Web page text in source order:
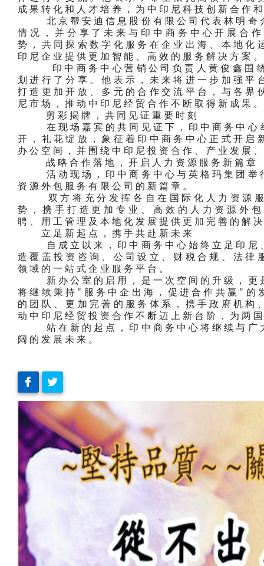
成果转化和人才培养，为中印尼科技创新合作
北京帮安迪信息股份有限公司代表林明奇
情况，并分享了未来与印中商务中心开展合
势，共同探索数字化服务在企业出海、本地
印尼企业提供更加智能、高效的服务解决方案
印中商务中心营销公司负责人黄俊鑫围绕
划进行了分享。他表示，未来将进一步加强
打造更加开放、多元的合作交流平台，与各
尼市场，推动中印尼经贸合作不断取得新成果
剪彩揭牌，共同见证重要时刻
在现场嘉宾的共同见证下，印中商务中心
开，礼花绽放，象征着印中商务中心正式开
办公空间，并围绕中印尼投资合作、产业发展
战略合作落地，开启人力资源服务新篇章
活动现场，印中商务中心与英格玛集团举
资源外包服务有限公司的新篇章。
双方将充分发挥各自在国际化人力资源服
势，携手打造更加专业、高效的人力资源外
聘、用工管理及本地化发展提供更加完善的解
立足新起点，携手共赴新未来
自成立以来，印中商务中心始终立足印尼
造覆盖投资咨询、公司设立、财税合规、法
领域的一站式企业服务平台。
新办公室的启用，是一次空间的升级，更
将继续秉持"服务中企出海，促进合作共赢"的
的团队、更加完善的服务体系，携手政府机
动中印尼经贸投资合作不断迈上新台阶，为两
站在新的起点，印中商务中心将继续与广
阔的发展未来。